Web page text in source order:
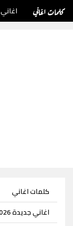
كلمات اغاني اغاني
كلمات اغاني
اغاني جديدة 2026